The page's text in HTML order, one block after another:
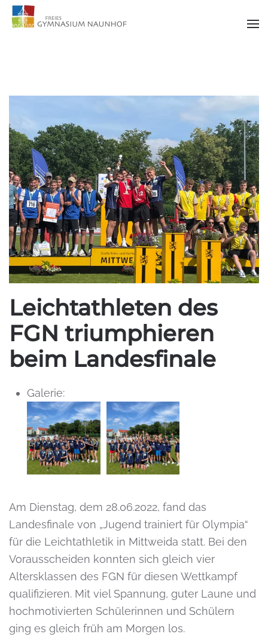
Zum Hauptinhalt springen
Leichtathleten des
FGN triumphieren
beim Landesfinale
Galerie:
Am Dienstag, dem 28.06.2022, fand das
Landesfinale von „Jugend trainiert für Olympia“
für die Leichtathletik in Mittweida statt. Bei den
Vorausscheiden konnten sich gleich vier
Altersklassen des FGN für diesen Wettkampf
qualifizieren. Mit viel Spannung, guter Laune und
hochmotivierten Schülerinnen und Schülern
ging es gleich früh am Morgen los.